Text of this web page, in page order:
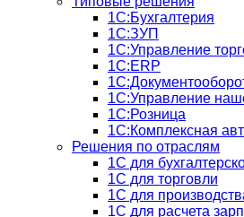
1С:Бухгалтерия
1С:ЗУП
1С:Управление
1С:ERP
1С:Управление
1С:Розница
1С:Комплексная
Решения по отраслям
1С для
1С для торговли
1С для
1C для расчета